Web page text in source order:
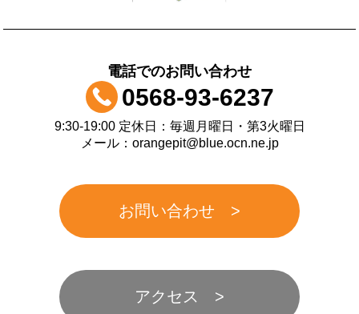
電話でのお問い合わせ
0568-93-6237
9:30-19:00 定休日：毎週月曜日・第3火曜日
メール：orangepit@blue.ocn.ne.jp
お問い合わせ
アクセス